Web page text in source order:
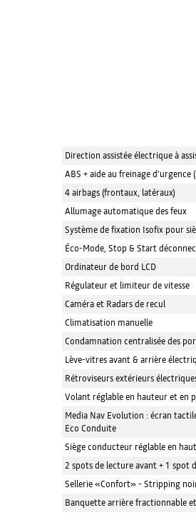
Direction assistée électrique à
ABS + aide au freinage
4 airbags (frontaux, latéraux)
Allumage automatique des feux
Système de fixation Isofix pour
Éco-Mode, Stop & Start
Ordinateur de bord LCD
Régulateur et limiteur de vitesse
Caméra et Radars de recul
Climatisation manuelle
Condamnation centralisée des
Lève-vitres avant & arrière
Rétroviseurs extérieurs
Volant réglable en hauteur et en
Media Nav Evolution : écran
Eco Conduite
Siège conducteur réglable en
2 spots de lecture avant + 1 spot
Sellerie «Confort» - Stripping
Banquette arrière fractionnable